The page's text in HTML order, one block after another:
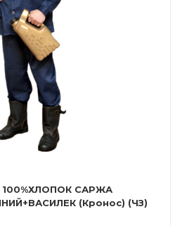
САРЖА
(Кронос) (ЧЗ)